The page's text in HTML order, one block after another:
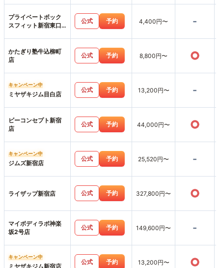
プライベートボック
スフィット新宿東口
公式 予約 4,400円〜 -
かたぎり塾牛込柳町
店
公式 予約 8,800円〜 ○
キャンペーン中
ミヤザキジム目白店
公式 予約 13,200円〜 -
ビーコンセプト新宿
店
公式 予約 44,000円〜 ○
キャンペーン中
ジムズ新宿店
公式 予約 25,520円〜 -
ライザップ新宿店 公式 予約 327,800円〜 ○
マイボディラボ神楽
坂2号店
公式 予約 149,600円〜 -
キャンペーン中
ミヤザキジム新宿店
公式 予約 13,200円〜 ○